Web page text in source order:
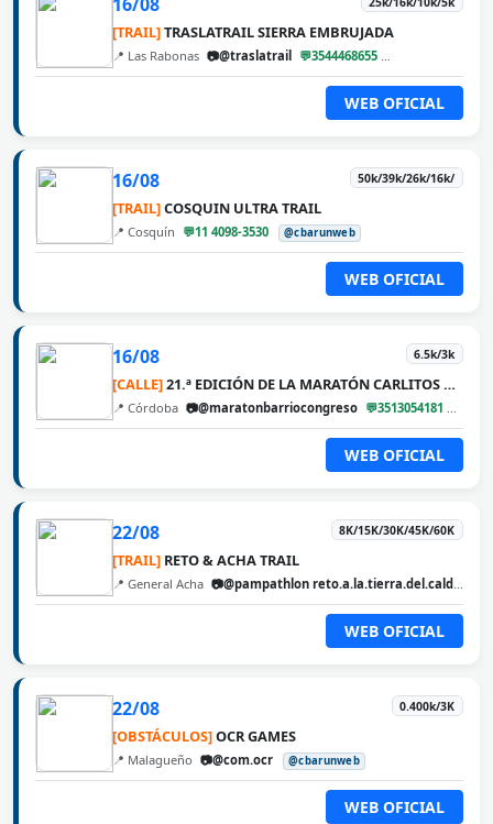
[TRAIL]TRASLATRAIL SIERRA EMBRUJADA
📍 Las Rabonas 📷@traslatrail 💬3544468655
WEB OFICIAL
16/08 50k/39k/26k/16k/
[TRAIL]COSQUIN ULTRA TRAIL
📍 Cosquín 💬11 4098-3530 @cbarunweb
WEB OFICIAL
16/08 6.5k/3k
[CALLE]21.ª EDICIÓN DE LA MARATÓN CARLITOS DÍAZ
📍 Córdoba 📷@maratonbarriocongreso 💬3513054181
WEB OFICIAL
22/08 8K/15K/30K/45K/60K
[TRAIL] RETO & ACHA TRAIL
📍 General Acha 📷@pampathlon reto.a.la.tierra.del.calden
WEB OFICIAL
22/08 0.400k/3K
[OBSTÁCULOS]OCR GAMES
📍 Malagueño 📷@com.ocr @cbarunweb
WEB OFICIAL